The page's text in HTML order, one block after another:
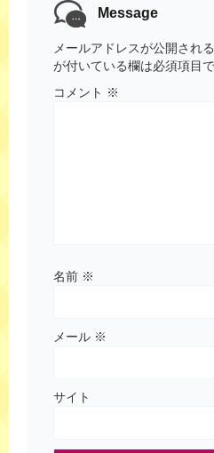
Message
メールアドレスが公開され
が付いている欄は必須項目
コメント ※
名前 ※
メール ※
サイト